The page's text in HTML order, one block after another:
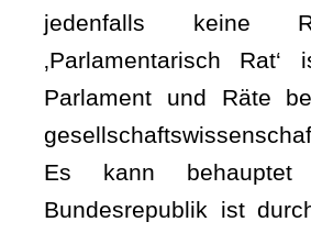
jedenfalls keine
‚Parlamentarisch
Parlament und Räte
Es kann behauptet
Bundesrepublik ist